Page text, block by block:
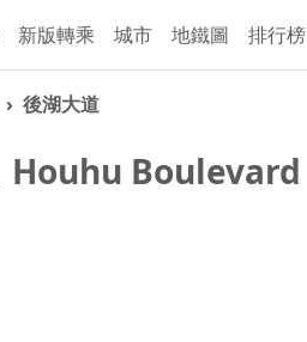
新版轉乘 城市 地鐵圖 排行榜
後湖大道
Houhu Boulevard